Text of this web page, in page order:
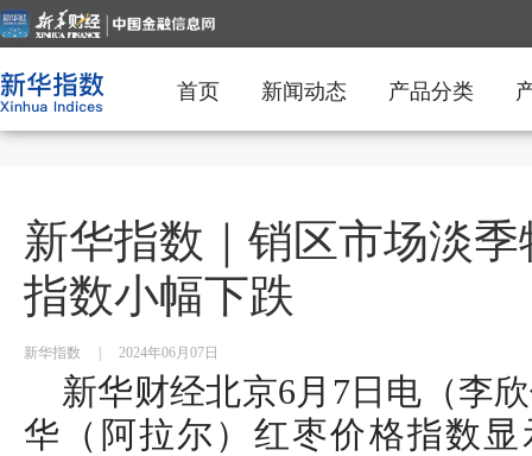
首页 新闻动态 产品分类
新华指数｜销区市场淡
指数小幅下跌
新华指数 2024年06月07日
新华财经北京6月7日电（李
华（阿拉尔）红枣价格指数